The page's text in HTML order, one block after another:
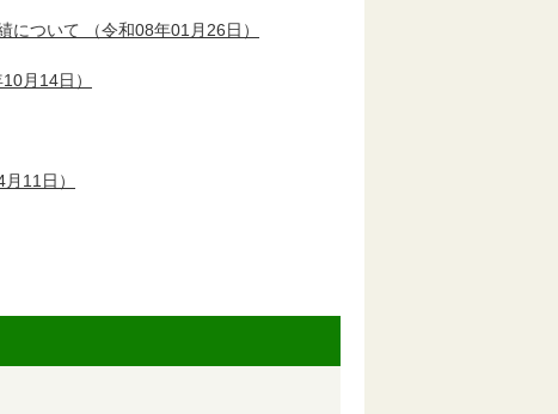
について （令和08年01月26日）
月14日）
11日）